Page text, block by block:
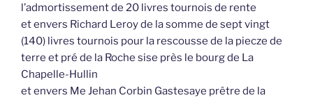
l’admortissement de 20 livres tournois de rente
et envers Richard Leroy de la somme de sept vingt
(140) livres tournois pour la rescousse de la piecze de
terre et pré de la Roche sise près le bourg de La
Chapelle-Hullin
et envers Me Jehan Corbin Gastesaye prêtre de la